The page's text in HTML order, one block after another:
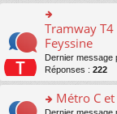
c
e
nt
pl
u
s
ré
c
e
n
o
n
lu
le
pl
u
s
ré
s
s
g
e
n
lu
er
le
m
e
s
s
a
g
e
o
n
ult
er
le
m
Tramway
Feyssine
Dernier message
Réponses : 222
Métro C